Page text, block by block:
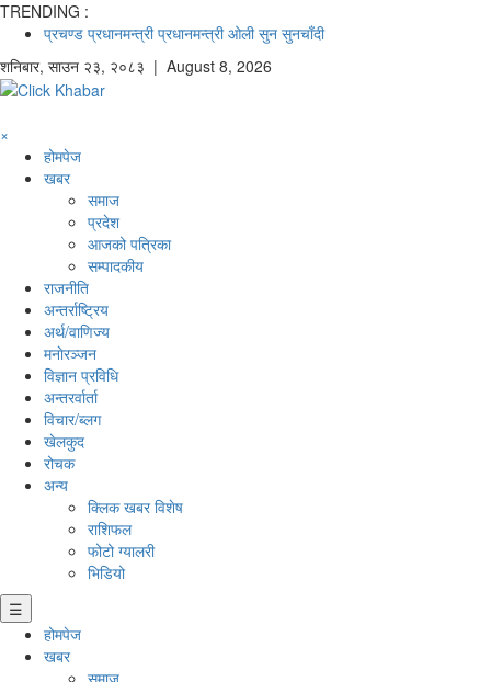
TRENDING :
प्रचण्ड प्रधानमन्त्री प्रधानमन्त्री ओली सुन सुनचाँदी
शनिबार, साउन २३, २०८३ | August 8, 2026
×
होमपेज
खबर
समाज
प्रदेश
आजको पत्रिका
सम्पादकीय
राजनीति
अन्तर्राष्ट्रिय
अर्थ/वाणिज्य
मनाेरञ्जन
विज्ञान प्रविधि
अन्तरर्वार्ता
विचार/ब्लग
खेलकुद
रोचक
अन्य
क्लिक खबर विशेष
राशिफल
फोटो ग्यालरी
भिडियो
☰
होमपेज
खबर